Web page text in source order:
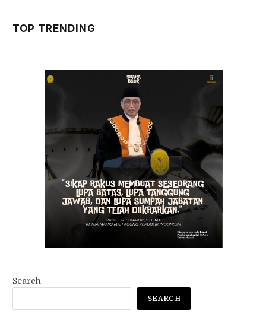
TOP TRENDING
Search
SEARCH